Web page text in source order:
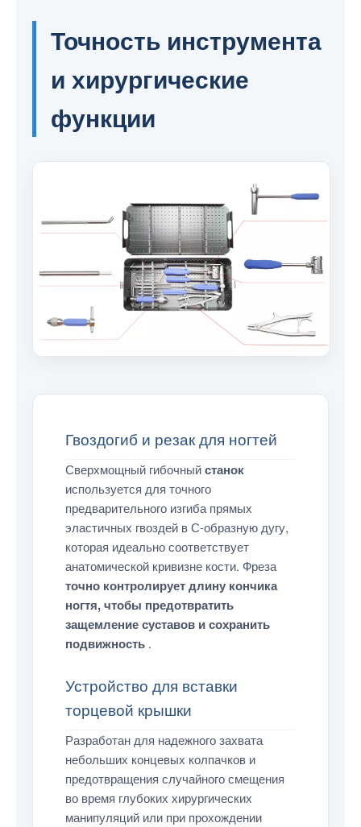
Точность инструмента
и хирургические
функции
Гвоздогиб и резак для ногтей
Сверхмощный гибочныйстанок
используется для точного
предварительного изгиба прямых
эластичных гвоздей в С-образную дугу,
которая идеально соответствует
анатомической кривизне кости. Фреза
точно контролирует длину кончика
ногтя, чтобы предотвратить
защемление суставов и сохранить
подвижность .
Устройство для вставки
торцевой крышки
Разработан для надежного захвата
небольших концевых колпачков и
предотвращения случайного смещения
во время глубоких хирургических
манипуляций или при прохождении